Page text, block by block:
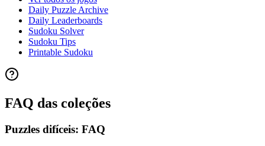
Daily Puzzle Archive
Daily Leaderboards
Sudoku Solver
Sudoku Tips
Printable Sudoku
FAQ das coleções
Puzzles difíceis: FAQ